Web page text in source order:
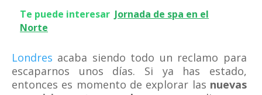
Te puede interesar Jornada de spa en el
Norte
Londres acaba siendo todo un reclamo para
escaparnos unos días. Si ya has estado,
entonces es momento de explorar las nuevas